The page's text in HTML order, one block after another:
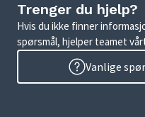
Trenger du hjelp?
Hvis du ikke finner
spørsmål, hjelper teamet
Vanlige